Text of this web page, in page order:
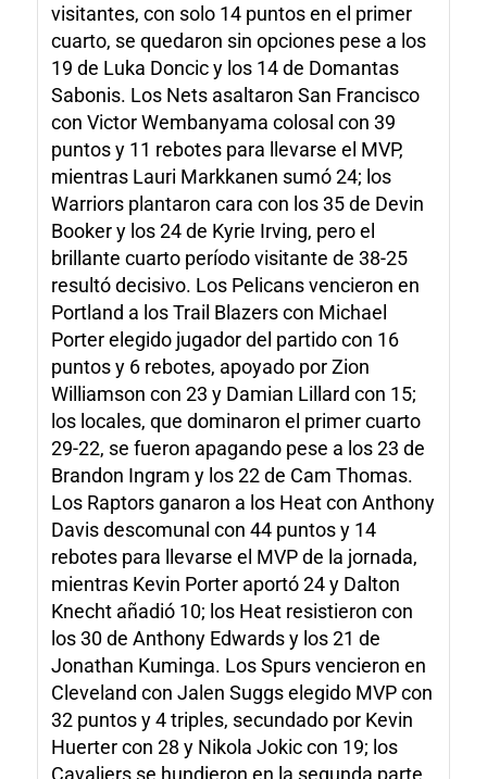
visitantes, con solo 14 puntos en el primer
cuarto, se quedaron sin opciones pese a los
19 de Luka Doncic y los 14 de Domantas
Sabonis. Los Nets asaltaron San Francisco
con Victor Wembanyama colosal con 39
puntos y 11 rebotes para llevarse el MVP,
mientras Lauri Markkanen sumó 24; los
Warriors plantaron cara con los 35 de Devin
Booker y los 24 de Kyrie Irving, pero el
brillante cuarto período visitante de 38-25
resultó decisivo. Los Pelicans vencieron en
Portland a los Trail Blazers con Michael
Porter elegido jugador del partido con 16
puntos y 6 rebotes, apoyado por Zion
Williamson con 23 y Damian Lillard con 15;
los locales, que dominaron el primer cuarto
29-22, se fueron apagando pese a los 23 de
Brandon Ingram y los 22 de Cam Thomas.
Los Raptors ganaron a los Heat con Anthony
Davis descomunal con 44 puntos y 14
rebotes para llevarse el MVP de la jornada,
mientras Kevin Porter aportó 24 y Dalton
Knecht añadió 10; los Heat resistieron con
los 30 de Anthony Edwards y los 21 de
Jonathan Kuminga. Los Spurs vencieron en
Cleveland con Jalen Suggs elegido MVP con
32 puntos y 4 triples, secundado por Kevin
Huerter con 28 y Nikola Jokic con 19; los
Cavaliers se hundieron en la segunda parte